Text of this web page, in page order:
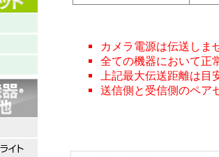
カメラ電源は伝送しま
全ての機器において正
上記最大伝送距離は目
送信側と受信側のペア